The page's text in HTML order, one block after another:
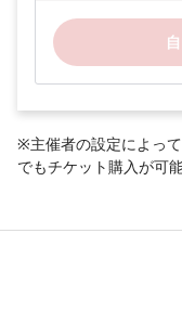
※主催者の設定によっ
でもチケット購入が可能